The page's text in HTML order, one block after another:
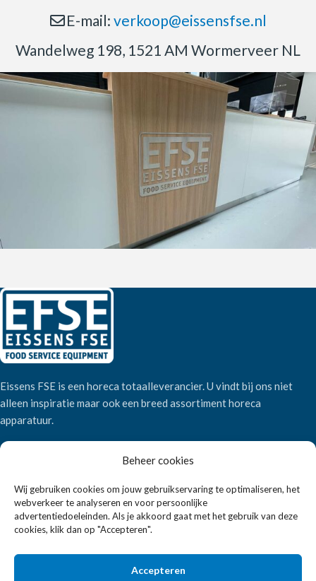
Beheer cookies
Wij gebruiken cookies om jouw gebruikservaring te optimaliseren, het
webverkeer te analyseren en voor persoonlijke
advertentiedoeleinden. Als je akkoord gaat met het gebruik van deze
cookies, klik dan op "Accepteren".
Accepteren
E-mail: verkoop@eissensfse.nl
Wandelweg 198, 1521 AM Wormerveer NL
Eissens FSE is een horeca totaalleverancier. U vindt bij ons niet
alleen inspiratie maar ook een breed assortiment horeca
apparatuur.
Wandelweg 198, 1521 AM Wormerveer
E-mail:verkoop@eissensfse.nl
KLANTENSERVICE
Onze aanpak